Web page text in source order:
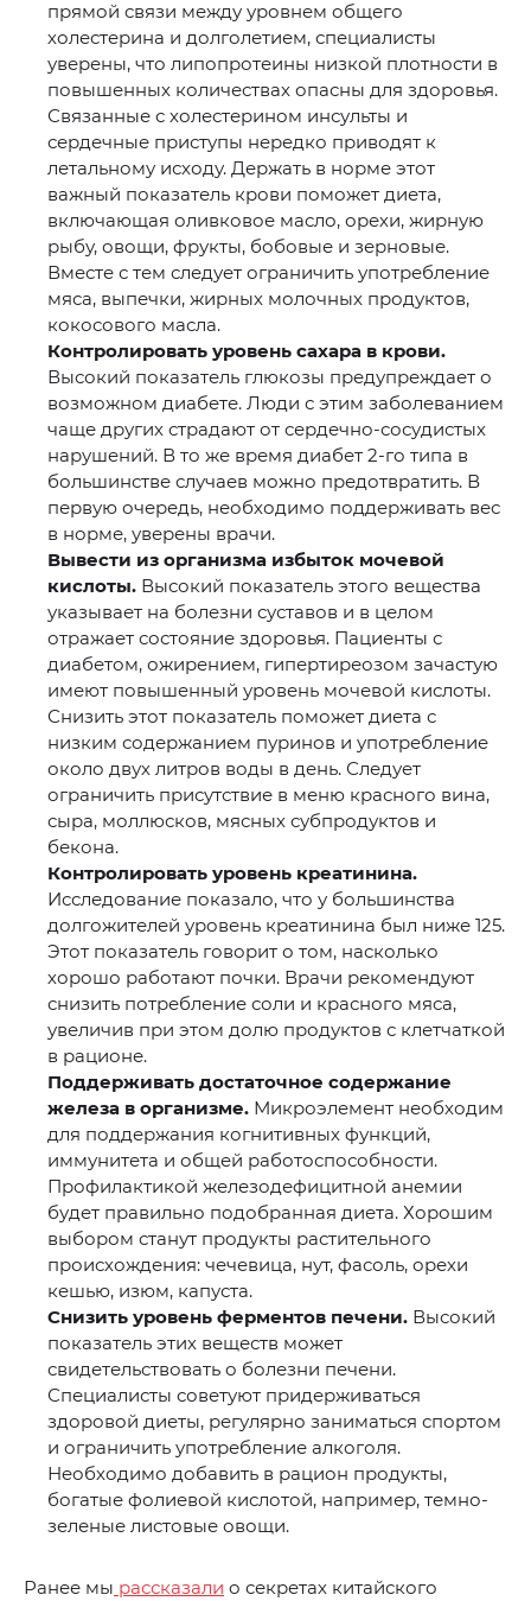
прямой связи между уровнем общего
холестерина и долголетием, специалисты
уверены, что липопротеины низкой плотности в
повышенных количествах опасны для здоровья.
Связанные с холестерином инсульты и
сердечные приступы нередко приводят к
летальному исходу. Держать в норме этот
важный показатель крови поможет диета,
включающая оливковое масло, орехи, жирную
рыбу, овощи, фрукты, бобовые и зерновые.
Вместе с тем следует ограничить употребление
мяса, выпечки, жирных молочных продуктов,
кокосового масла.
Контролировать уровень сахара в крови.
Высокий показатель глюкозы предупреждает о
возможном диабете. Люди с этим заболеванием
чаще других страдают от сердечно-сосудистых
нарушений. В то же время диабет 2-го типа в
большинстве случаев можно предотвратить. В
первую очередь, необходимо поддерживать вес
в норме, уверены врачи.
Вывести из организма избыток мочевой
кислоты. Высокий показатель этого вещества
указывает на болезни суставов и в целом
отражает состояние здоровья. Пациенты с
диабетом, ожирением, гипертиреозом зачастую
имеют повышенный уровень мочевой кислоты.
Снизить этот показатель поможет диета с
низким содержанием пуринов и употребление
около двух литров воды в день. Следует
ограничить присутствие в меню красного вина,
сыра, моллюсков, мясных субпродуктов и
бекона.
Контролировать уровень креатинина.
Исследование показало, что у большинства
долгожителей уровень креатинина был ниже 125.
Этот показатель говорит о том, насколько
хорошо работают почки. Врачи рекомендуют
снизить потребление соли и красного мяса,
увеличив при этом долю продуктов с клетчаткой
в рационе.
Поддерживать достаточное содержание
железа в организме. Микроэлемент необходим
для поддержания когнитивных функций,
иммунитета и общей работоспособности.
Профилактикой железодефицитной анемии
будет правильно подобранная диета. Хорошим
выбором станут продукты растительного
происхождения: чечевица, нут, фасоль, орехи
кешью, изюм, капуста.
Снизить уровень ферментов печени. Высокий
показатель этих веществ может
свидетельствовать о болезни печени.
Специалисты советуют придерживаться
здоровой диеты, регулярно заниматься спортом
и ограничить употребление алкоголя.
Необходимо добавить в рацион продукты,
богатые фолиевой кислотой, например, темно-
зеленые листовые овощи.
Ранее мы рассказали о секретах китайского